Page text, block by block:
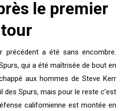
le premier
tour
précédent a été sans encombre.
qui a été maîtrisée de bout en
aux hommes de Steve Kerr
des Spurs, mais pour le reste c’est
californienne est montée en